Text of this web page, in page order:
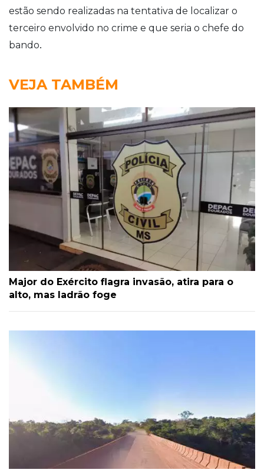
estão sendo realizadas na tentativa de localizar o
terceiro envolvido no crime e que seria o chefe do
bando.
VEJA TAMBÉM
Major do Exército flagra invasão, atira para o
alto, mas ladrão foge